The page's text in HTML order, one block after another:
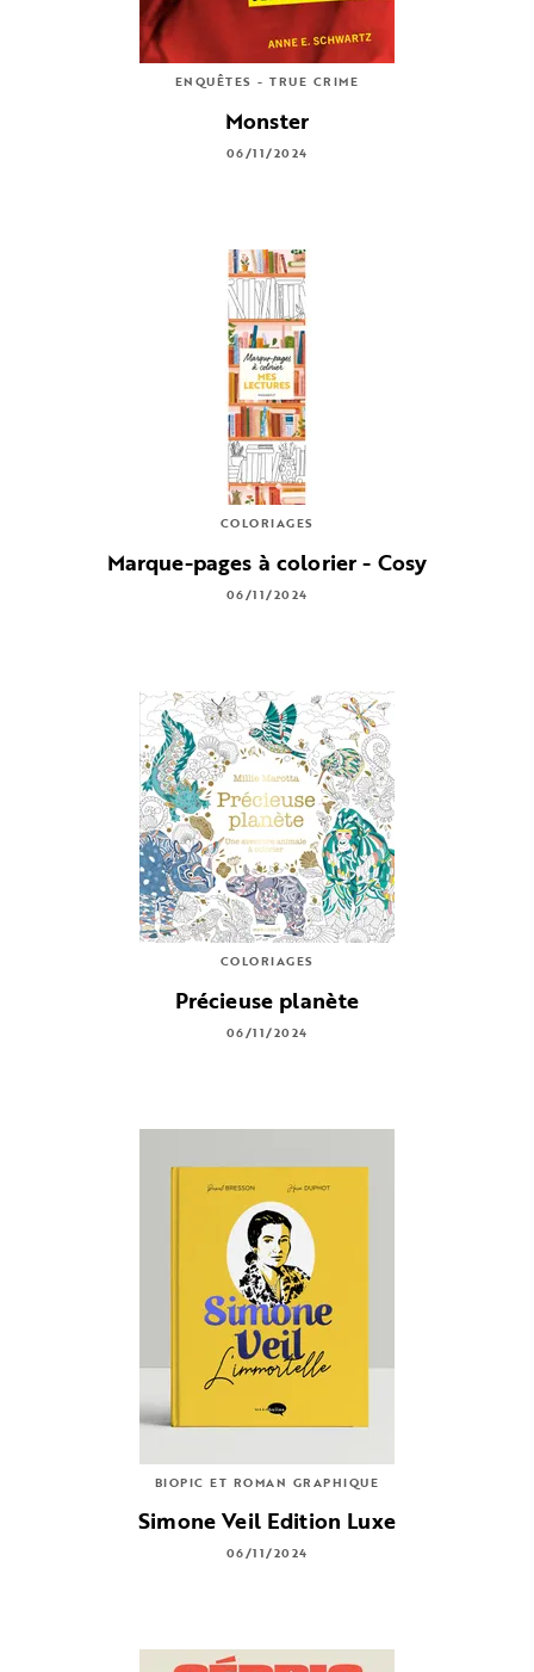
ENQUÊTES - TRUE CRIME
Monster
06/11/2024
COLORIAGES
Marque-pages à colorier - Cosy
06/11/2024
COLORIAGES
Précieuse planète
06/11/2024
BIOPIC ET ROMAN GRAPHIQUE
Simone Veil Edition Luxe
06/11/2024